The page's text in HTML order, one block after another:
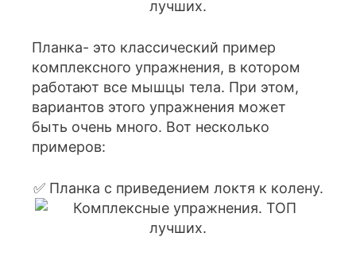
Планка- это классический пример
комплексного упражнения, в котором
работают все мышцы тела. При этом,
вариантов этого упражнения может
быть очень много. Вот несколько
примеров:
✅ Планка с приведением локтя к колену.